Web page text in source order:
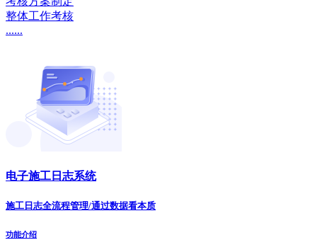
整体工作考核
......
电子施工日志系统
施工日志全流程管理/通过数据看本质
功能介绍